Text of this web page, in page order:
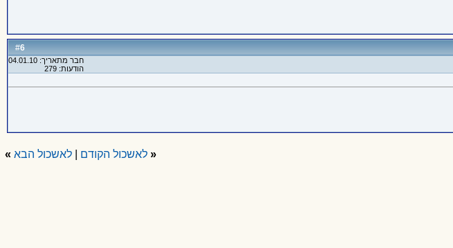
#
6
חבר מתאריך: 04.01.10
הודעות: 279
« לאשכול הקודם |לאשכול הבא »